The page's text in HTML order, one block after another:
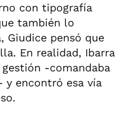
con tipografía
también lo
Giudice pensó que
En realidad, Ibarra
-comandaba
y encontró esa vía